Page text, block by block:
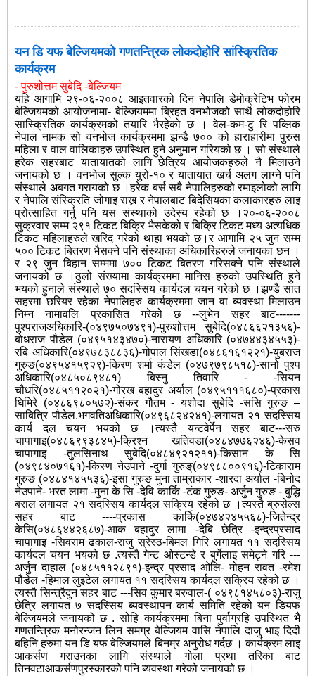
यन डि यफ बेल्जियमको गणतन्त्रिक लोकदोहोरि सांस्क्रितिक
कार्यक्रम
- पुरुशोत्तम सुबेदि -बेल्जियम
यहि आगामि २९-०६-२००८ आइतवारको दिन नेपालि डेमोक्रेटिभ फोरम
बेल्जियमको आयोजनामा- बेल्जियममा ब्रिहत वनभोजको साथै लोकदोहोरि
सास्क्रितिक कार्यक्रमको तयारि भैरहेको छ । वेल-कम-टु रि पब्लिक
नेपाल नामक सो वनभोज कार्यक्रममा झन्डै ७०० को हाराहारीमा पुरुस
महिला र वाल वालिकाहरु उपस्थित हुने अनुमान गरियको छ । सो संस्थाले
हरेक सहरबाट यातायातको लागि छेत्रिय आयोजकहरुले नै मिलाउने
जनायको छ । वनभोज सुल्क युरो-१० र यातायात खर्च अलगलाग्ने पनि
संस्थाले अबगत गरायको छ ।हरेक बर्स सबै नेपालिहरुको रमाइलोको लागि
र नेपालि संस्क्रिति जोगाइ राख्न र नेपालबाट बिदेसियका कलाकारहरु लाइ
प्रोत्साहित गर्नु पनि यस संस्थाको उदेस्य रहेको छ ।२०-०६-२००८
सुक्रवार सम्म २९१ टिकट बिक्रि भैसकेको र बिक्रि टिकट मध्य अत्यधिक
टिकट महिलाहरुले खरिद गरेको थाहा भयको छ।र आगामि २५ जुन सम्म
५०० टिकट बितरण भैसक्ने पनि संस्थाका अधिकारिहरुले जनायका छन ।
र २९ जुन बिहान सम्ममा ७०० टिकट बितरण गरिसक्ने पनि संस्थाले
जनायको छ ।ठुलो संख्यामा कार्यक्रममा मानिस हरुको उपस्थिति हुने
भयको हुनाले संस्थाले ७० सदस्सिय कार्यदल चयन गरेको छ ।झण्डै सात
सहरमा छरियर रहेका नेपालिहरु कार्यक्रममा जान वा ब्यवस्था मिलाउन
निम्न नामावलि प्रकासित गरेको छ --लुभेन सहर बाट-------
पुश्पराजअधिकारि-(०४९७५०७४९१)-पुरुशोत्तम सुबेदि(०४८६६२१३५६)-
बोधराज पौडेल (०४९५१४३४७०)-नारायण अधिकारि (०४७४४३४५५३)-
रबि अधिकारि(०४९७८३८८३६)-गोपाल सिंखडा(०४८६१६१२२१)-युबराज
गुरुङ(०४९५४१५९२९)-किरण शर्मा कंडेल (०४७९७९८५१८)-सानो पुश्प
अधिकारि(०४८५०८९४८१) बिस्नु तिवारि - -सियन
चौधरि(०४८५११२०२१)-गोरख बहादुर अर्याल (०४९५१११६८०)-प्रकास
घिमिरे (०४८६९८०५७२)-संकर गौतम - यशोदा सुबेदि -ससि गुरुङ –
साबित्रि पौडेल.भगवतिअधिकारि(०४९६८२४२४१)-लगायत २१ सदस्सिय
कार्य दल चयन भयको छ ।त्यस्तै यन्टवेर्पेन सहर बाट---सरु
चापागाइ(०४८६९९३८४५)-क्रिश्न खतिवडा(०४८४७७६२४६)-केसव
चापागाइ -तुलसिनाथ सुबेदि(०४८४९२१२११)-किसान के सि
(०४९८४०७१६१)-किस्ण नेउपाने -दुर्गा गुरुङ्(०४९८८००९१६)-टिकाराम
गुरुङ (०४८४१४५५३६)-इसा गुरुङ मुना ताम्राकार -शारदा अर्याल -बिनोद
नेउपाने- भरत लामा -मुना के सि -देवि कार्कि -टंक गुरुङ- अर्जुन गुरुङ - बुद्धि
बराल लगायत २१ सदस्सिय कार्यदल सक्रिय रहेको छ ।त्यस्तै ब्रुसेल्स
सहर बाट ----प्रकास कार्कि(०४७४२४५५६८)-जितेन्द्र
केसि(०४८६४४२६८७)-आक बहादुर लामा -देबि छेत्रि -इन्द्रप्रसाद
चापागाइ -सिवराम ढकाल-राजु स्रेस्ठ-बिमल गिरि लगायत ११ सदस्सिय
कार्यदल चयन भयको छ .त्यस्तै गेन्ट ओस्टन्डे र बुर्गेलाइ समेट्ने गरि ---
अर्जुन दाहाल (०४८५११२८९१)-इन्द्र प्रसाद ओलि- मोहन रावत -रमेश
पौडेल -हिमाल लुइटेल लगायत ११ सदस्सिय कार्यदल सक्रिय रहेको छ ।
त्यस्तै सिन्त्रैदुन सहर बाट ---सिव कुमार बरुवाल-( ०४९८१४५८०३)-राजु
छेत्रि लगायत ७ सदस्सिय ब्यवस्थापन कार्य समिति रहेको यन डियफ
बेल्जियमले जनायको छ . सोहि कार्यक्रममा बिना पुर्वाग्रहि उपस्थित भै
गणतन्त्रिक मनोरन्जन लिन समग्र बेल्जियम वासि नेपालि दाजु भाइ दिदी
बहिनि हरुमा यन डि यफ बेल्जियमले बिनम्र अनुरोध गर्दछ । कार्यक्रम लाइ
आकर्सण गराउनका लागि संस्थाले गोला प्रथा तरिका बाट
तिनवटाआकर्सणपुरस्कारको पनि ब्यवस्था गरेको जनायको छ ।